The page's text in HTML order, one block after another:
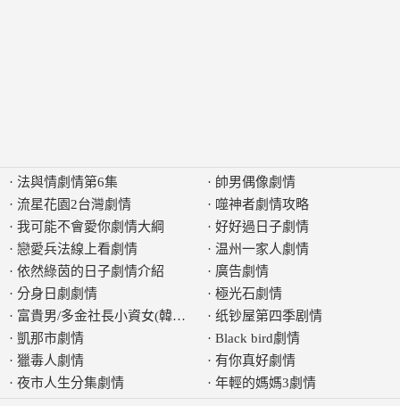
· 法與情劇情第6集
· 流星花園2台灣劇情
· 我可能不會愛你劇情大綱
· 戀愛兵法線上看劇情
· 依然綠茵的日子劇情介紹
· 分身日劇劇情
· 富貴男/多金社長小資女(韓版)劇情
· 凱那市劇情
· 獵毒人劇情
· 夜市人生分集劇情
· 帥男偶像劇情
· 噬神者劇情攻略
· 好好過日子劇情
· 温州一家人劇情
· 廣告劇情
· 極光石劇情
· 纸钞屋第四季剧情
· Black bird劇情
· 有你真好劇情
· 年輕的媽媽3劇情